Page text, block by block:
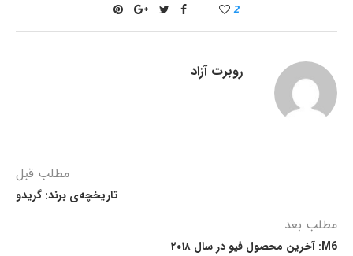
2
روبرت آزاد
مطلب قبل
تاریخچه‌ی برند: گریدو
مطلب بعد
M6: آخرین محصول فیو در سال ۲۰۱۸